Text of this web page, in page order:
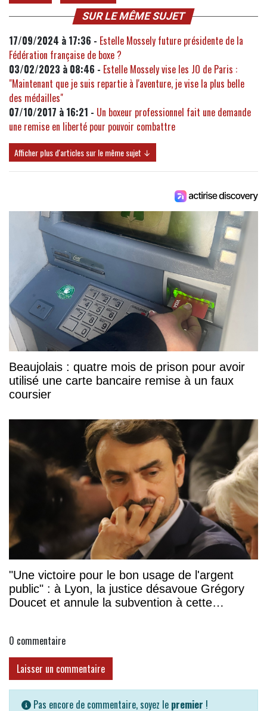
SUR LE MÊME SUJET
17/09/2024 à 17:36 - Estelle Mossely future présidente de la
Fédération française de boxe ?
03/02/2023 à 08:46 - Estelle Mossely vise les JO de Paris :
"Maintenant que je suis repartie à l'aventure, je vise la plus belle
des médailles"
07/10/2017 à 16:21 - Un boxeur professionnel fait une demande
une remise en liberté pour pouvoir combattre
Afficher plus d'articles sur le même sujet ↓
Beaujolais : quatre mois de prison pour avoir
utilisé une carte bancaire remise à un faux
coursier
"Une victoire pour le bon usage de l'argent
public" : à Lyon, la justice désavoue Grégory
Doucet et annule la subvention à cette
0 commentaire
Laisser un commentaire
Pas encore de commentaire, soyez le premier !